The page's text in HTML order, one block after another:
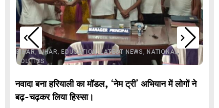
BIHAR,BIHAR, EDUCATION,LATEST NEWS,NATIONAL,
POLITICS
नवादा बना हरियाली का मॉडल, ‘नेम ट्री’ अभियान में लोगों ने
बढ़-चढ़कर लिया हिस्सा।